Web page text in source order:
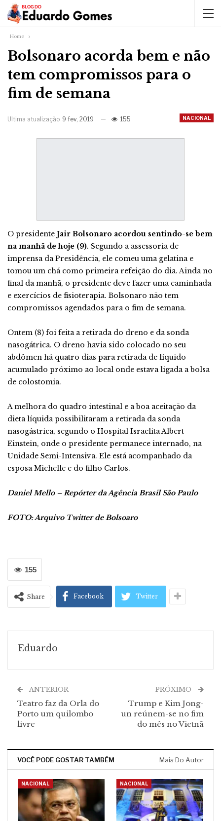
Home
Bolsonaro acorda bem e não
tem compromissos para o
fim de semana
NACIONAL
Ultima atualização 9 fev, 2019 155
O presidente Jair Bolsonaro acordou sentindo-se bem
na manhã de hoje (9). Segundo a assessoria de
imprensa da Presidência, ele comeu uma gelatina e
tomou um chá como primeira refeição do dia. Ainda no
final da manhã, o presidente deve fazer uma caminhada
e exercícios de fisioterapia. Bolsonaro não tem
compromissos agendados para o fim de semana.
Ontem (8) foi feita a retirada do dreno e da sonda
nasogátrica. O dreno havia sido colocado no seu
abdômen há quatro dias para retirada de líquido
acumulado próximo ao local onde estava ligada a bolsa
de colostomia.
A melhora do quadro intestinal e a boa aceitação da
dieta líquida possibilitaram a retirada da sonda
nasogástrica, segundo o Hospital Israelita Albert
Einstein, onde o presidente permanece internado, na
Unidade Semi-Intensiva. Ele está acompanhado da
esposa Michelle e do filho Carlos.
Daniel Mello – Repórter da Agência Brasil São Paulo
FOTO: Arquivo Twitter de Bolsoaro
155
Share Facebook Twitter
Eduardo
ANTERIOR
Teatro faz da Orla do
Porto um quilombo
livre
PRÓXIMO
Trump e Kim Jong-
un reúnem-se no fim
do mês no Vietnã
VOCÊ PODE GOSTAR TAMBÉM Mais Do Autor
NACIONAL NACIONAL